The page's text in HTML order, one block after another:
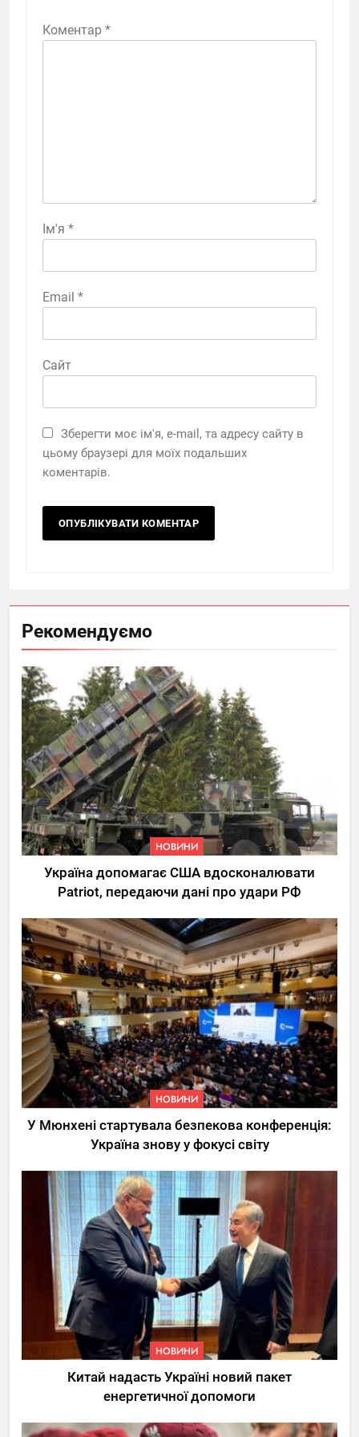
Коментар *
Ім'я *
Email *
Сайт
Зберегти моє ім'я, e-mail, та адресу сайту в
цьому браузері для моїх подальших
коментарів.
Рекомендуємо
НОВИНИ
Україна допомагає США вдосконалювати
Patriot, передаючи дані про удари РФ
НОВИНИ
У Мюнхені стартувала безпекова конференція:
Україна знову у фокусі світу
НОВИНИ
Китай надасть Україні новий пакет
енергетичної допомоги
5
Трамп вимагає від
Зеленського активних кроків
у мирному процесі
НОВИНИ
КМДА заявила про параліч
“Київтеплоенерго” через
обшуки СБУ
НОВИНИ